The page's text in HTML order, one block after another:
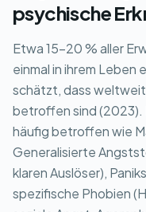
psychische
Etwa 15-20 % aller
einmal in ihrem Leben
schätzt, dass weltweit
betroffen sind (2023).
häufig betroffen wie
Generalisierte
klaren Auslöser),
spezifische Phobien